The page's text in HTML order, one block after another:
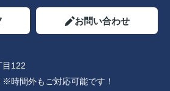
お問い合わせ
目122
時間外もご対応可能です！